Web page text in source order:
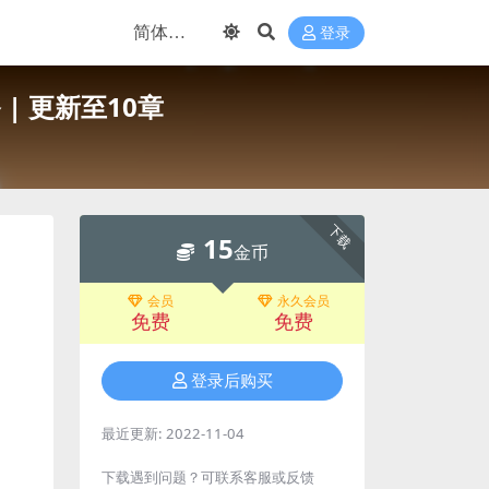
登录
| 更新至10章
下载
15金币
会员
免费
永久会员
免费
登录后购买
最近更新: 2022-11-04
下载遇到问题？可联系客服或反馈